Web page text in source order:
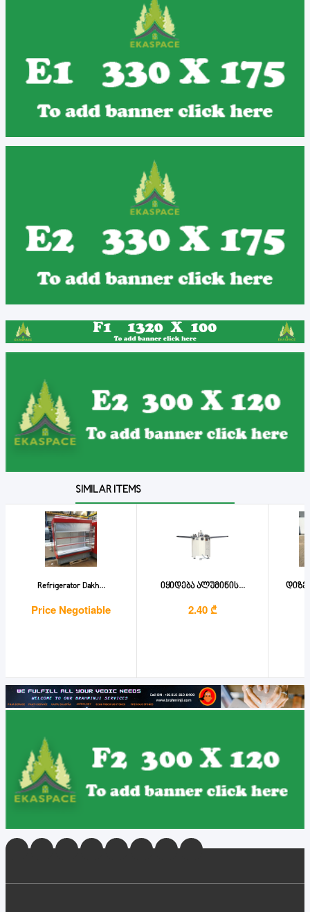
SIMILAR ITEMS
Refrigerator Dakh...
Price Negotiable
იყიდება ალუმინის...
2.40 ₾